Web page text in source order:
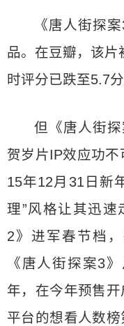
《唐人街探
品。在豆瓣，该片
时评分已跌至5.7
但《唐人街探
贺岁片IP效应功
15年12月31日新
理”风格让其迅速
2》进军春节档
《唐人街探案3
年，在今年预售
平台的想看人数